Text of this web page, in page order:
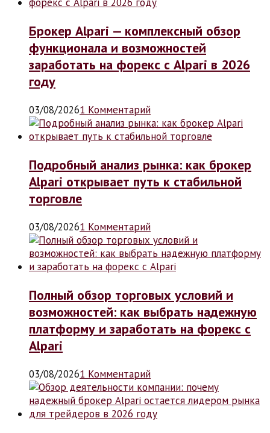
Брокер Alpari — комплексный обзор
функционала и возможностей
заработать на форекс с Alpari в 2026
году
03/08/20261 Комментарий
Подробный анализ рынка: как брокер
Alpari открывает путь к стабильной
торговле
03/08/20261 Комментарий
Полный обзор торговых условий и
возможностей: как выбрать надежную
платформу и заработать на форекс с
Alpari
03/08/20261 Комментарий